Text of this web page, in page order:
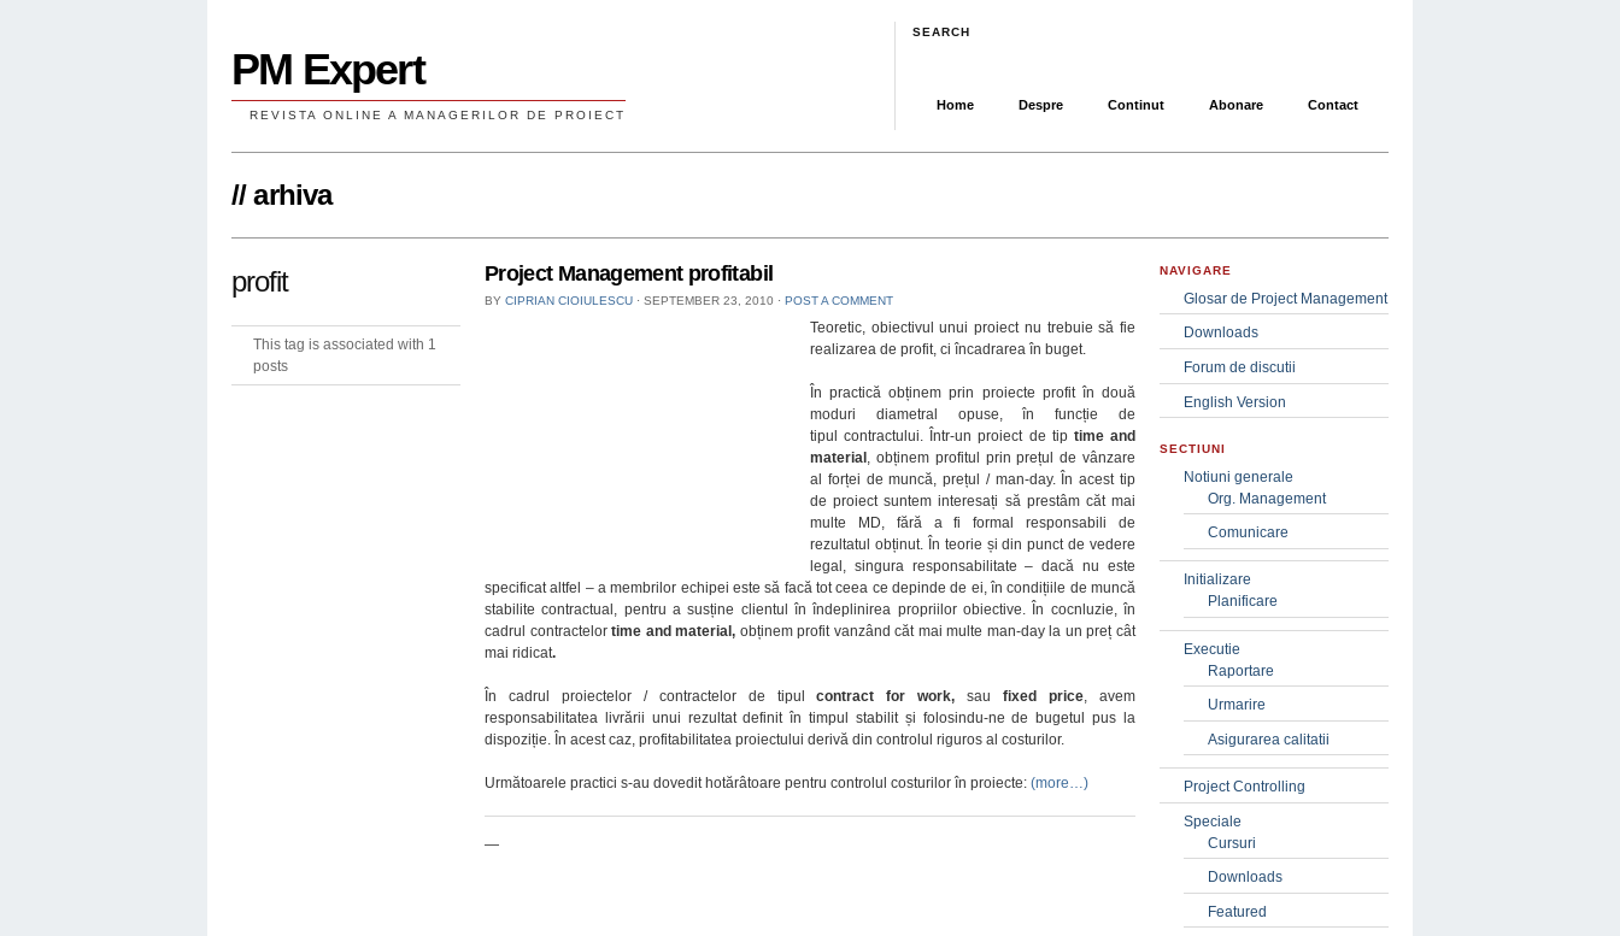
PM Expert
REVISTA ONLINE A MANAGERILOR DE PROIECT
SEARCH
Home Despre Continut Abonare Contact
// arhiva
profit
This tag is associated with 1
posts
Project Management profitabil
BY CIPRIAN CIOIULESCU ⋅ SEPTEMBER 23, 2010 ⋅ POST A COMMENT
Teoretic, obiectivul unui proiect nu trebuie să fie
realizarea de profit, ci încadrarea în buget.
În practică obținem prin proiecte profit în două
moduri diametral opuse, în funcție de
tipul contractului. Într-un proiect de tip time and
material , obținem profitul prin prețul de vânzare
al forței de muncă, prețul / man-day. În acest tip
de proiect suntem interesați să prestâm căt mai
multe MD, fără a fi formal responsabili de
rezultatul obținut. În teorie și din punct de vedere
legal, singura responsabilitate – dacă nu este
specificat altfel – a membrilor echipei este să facă tot ceea ce depinde de ei, în condițiile de muncă
stabilite contractual, pentru a susține clientul în îndeplinirea propriilor obiective. În cocnluzie, în
cadrul contractelortime and material, obținem profit vanzând căt mai multe man-day la un preț cât
mai ridicat.
În cadrul proiectelor / contractelor de tipulcontract for work, saufixed price, avem
responsabilitatea livrării unui rezultat definit în timpul stabilit și folosindu-ne de bugetul pus la
dispoziție. În acest caz, profitabilitatea proiectului derivă din controlul riguros al costurilor.
Următoarele practici s-au dovedit hotărâtoare pentru controlul costurilor în proiecte: (more…)
—
NAVIGARE
Glosar de Project Management
Downloads
Forum de discutii
English Version
SECTIUNI
Notiuni generale
Org. Management
Comunicare
Initializare
Planificare
Executie
Raportare
Urmarire
Asigurarea calitatii
Project Controlling
Speciale
Cursuri
Downloads
Featured